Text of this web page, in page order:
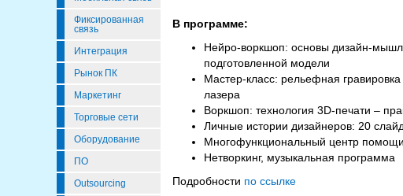
Фиксированная
связь
Интеграция
Рынок ПК
Маркетинг
Торговые сети
Оборудование
ПО
Outsourcing
В программе:
Нейро-воркшоп: основы дизайн-
подготовленной модели
Мастер-класс: рельефная
лазера
Воркшоп: технология 3D-печати –
Личные истории дизайнеров: 20
Многофункциональный центр
Нетворкинг, музыкальная программа
Подробности по ссылке